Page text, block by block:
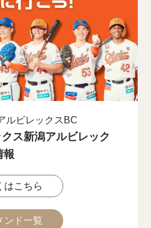
ルビレックスBC
クス新潟アルビレック
報
はこちら
ンド一覧